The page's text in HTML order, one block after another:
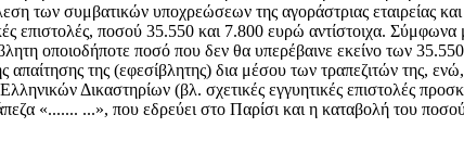
των συμβατικών υποχρεώσεων της αγοράστριας εταιρείας
επιστολές, ποσού 35.550 και 7.800 ευρώ αντίστοιχα.
οποιοδήποτε ποσό που δεν θα υπερέβαινε εκείνο των
της (εφεσίβλητης) δια μέσου των τραπεζιτών της,
Δικαστηρίων (βλ. σχετικές εγγυητικές επιστολές
«....... ...», που εδρεύει στο Παρίσι και η καταβολή του